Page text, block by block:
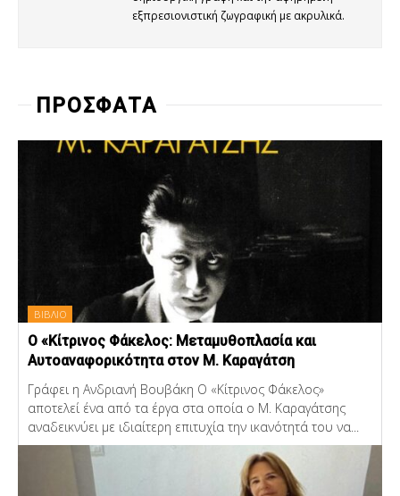
εξπρεσιονιστική ζωγραφική με ακρυλικά.
ΠΡΟΣΦΑΤΑ
ΒΙΒΛΙΟ
Ο «Κίτρινος Φάκελος: Μεταμυθοπλασία και
Αυτοαναφορικότητα στον Μ. Καραγάτση
Γράφει η Ανδριανή Βουβάκη Ο «Κίτρινος Φάκελος»
αποτελεί ένα από τα έργα στα οποία ο Μ. Καραγάτσης
αναδεικνύει με ιδιαίτερη επιτυχία την ικανότητά του να...